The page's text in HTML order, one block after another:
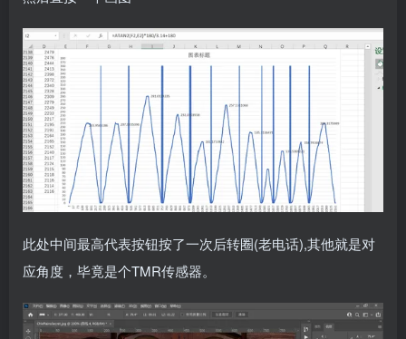
此处中间最高代表按钮按了一次后转圈(老电话),其他就是对
应角度，毕竟是个TMR传感器。